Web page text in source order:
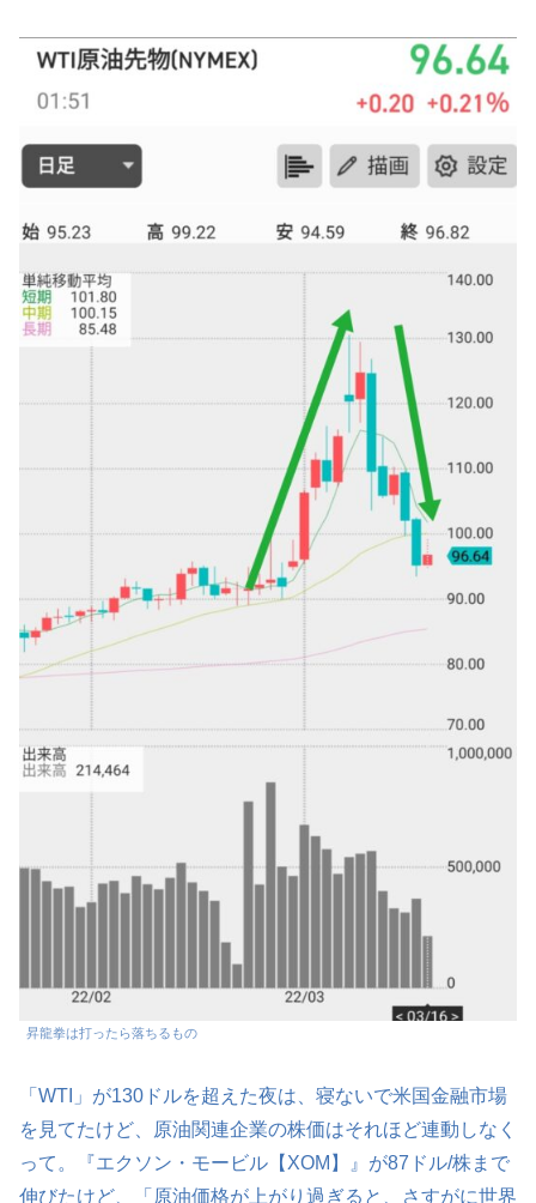
昇龍拳は打ったら落ちるもの
「WTI」が130ドルを超えた夜は、寝ないで米国金融市場
を見てたけど、原油関連企業の株価はそれほど連動しなく
って。『エクソン・モービル【XOM】』が87ドル/株まで
伸びたけど、「原油価格が上がり過ぎると、さすがに世界